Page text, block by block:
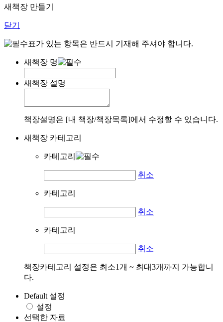
새책장 만들기
닫기
표가 있는 항목은 반드시 기재해 주셔야 합니다.
새책장 명
새책장 설명
책장설명은 [내 책장/책장목록]에서 수정할 수 있습니다.
새책장 카테고리
카테고리
취소
카테고리
취소
카테고리
취소
책장카테고리 설정은 최소1개 ~ 최대3개까지 가능합니
다.
Default 설정
설정
선택한 자료